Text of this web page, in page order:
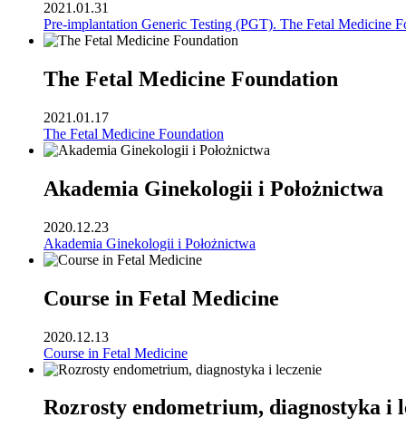
2021.01.31
Pre-implantation Generic Testing (PGT). The Fetal Medicine
The Fetal Medicine Foundation
2021.01.17
The Fetal Medicine Foundation
Akademia Ginekologii i Położnictwa
2020.12.23
Akademia Ginekologii i Położnictwa
Course in Fetal Medicine
2020.12.13
Course in Fetal Medicine
Rozrosty endometrium, diagnostyka i